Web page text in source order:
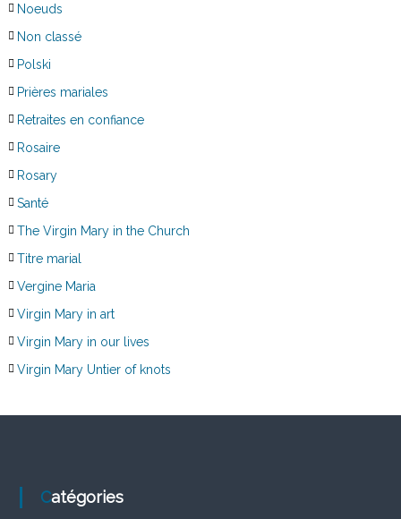
Noeuds
Non classé
Polski
Prières mariales
Retraites en confiance
Rosaire
Rosary
Santé
The Virgin Mary in the Church
Titre marial
Vergine Maria
Virgin Mary in art
Virgin Mary in our lives
Virgin Mary Untier of knots
Catégories